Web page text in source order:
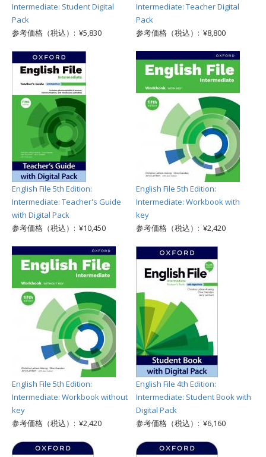
Intermediate: Student Digital
Pack
参考価格（税込）: ¥5,830
Intermediate: Teacher Digital
Pack
参考価格（税込）: ¥8,800
English File 5th Edition:
Intermediate: Teacher's Guide
with Digital Pack
参考価格（税込）: ¥10,450
English File 5th Edition:
Intermediate: Workbook with
key
参考価格（税込）: ¥2,420
English File 5th Edition:
Intermediate: Workbook without
key
参考価格（税込）: ¥2,420
English File 4th Edition:
Intermediate: Student Book with
Digital Pack
参考価格（税込）: ¥6,160